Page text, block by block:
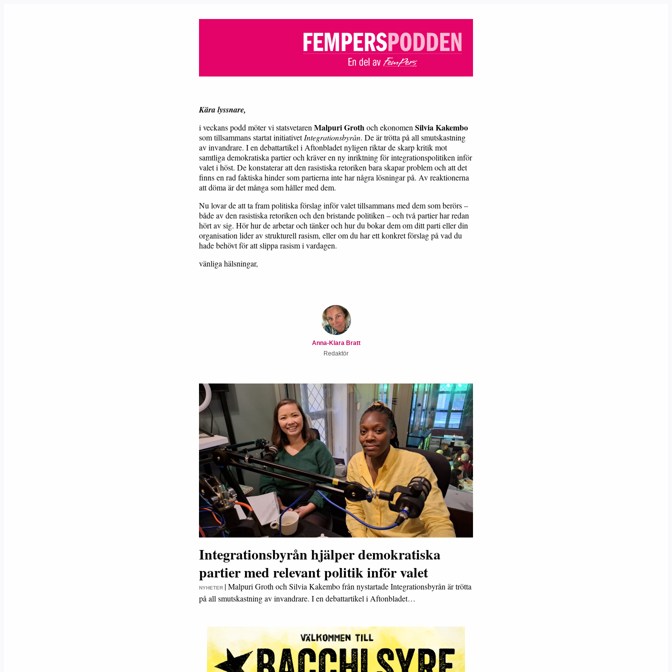
Kära lyssnare,
i veckans podd möter vi statsvetaren Malpuri Grothoch ekonomen Silvia Kakembo
som tillsammans startat initiativetIntegrationsbyrån. De är trötta på all smutskastning
av invandrare. I en debattartikel i Aftonbladet nyligen riktar de skarp kritik mot
samtliga demokratiska partier och kräver en ny inriktning för integrationspolitiken inför
valet i höst. De konstaterar att den rasistiska retoriken bara skapar problem och att det
finns en rad faktiska hinder som partierna inte har några lösningar på. Av reaktionerna
att döma är det många som håller med dem.
Nu lovar de att ta fram politiska förslag inför valet tillsammans med dem som berörs –
både av den rasistiska retoriken och den bristande politiken – och två partier har redan
hört av sig. Hör hur de arbetar och tänker och hur du bokar dem om ditt parti eller din
organisation lider av strukturell rasism, eller om du har ett konkret förslag på vad du
hade behövt för att slippa rasism i vardagen.
vänliga hälsningar,
Anna-Klara Bratt
Redaktör
Integrationsbyrån hjälper demokratiska
partier med relevant politik inför valet
NYHETER |Malpuri Groth och Silvia Kakembo från nystartade Integrationsbyrån är trötta
på all smutskastning av invandrare. I en debattartikel i Aftonbladet…